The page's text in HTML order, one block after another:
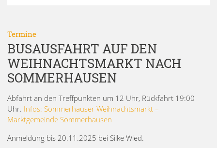
Termine
BUSAUSFAHRT AUF DEN
WEIHNACHTSMARKT NACH
SOMMERHAUSEN
Abfahrt an den Treffpunkten um 12 Uhr, Rückfahrt 19:00
Uhr. Infos: Sommerhäuser Weihnachtsmarkt –
Marktgemeinde Sommerhausen
Anmeldung bis 20.11.2025 bei Silke Wied.